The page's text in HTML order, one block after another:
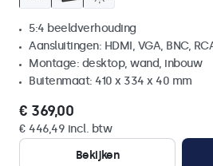
5:4 beeldverhouding
Aansluitingen: HDMI, VGA, BNC,
Montage: desktop, wand, inbouw
Buitenmaat: 410 x 334 x 40 mm
€ 369,00
€ 446,49 incl. btw
Bekijken